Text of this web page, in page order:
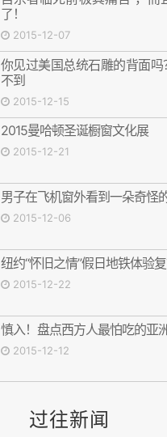
了！
2015-12-07
你见过美国总统石雕的背面
不到
2015-12-15
2015曼哈顿圣诞橱窗文化展
2015-12-21
男子在飞机窗外看到一朵奇怪
2015-12-06
纽约“怀旧之情”假日地铁体验
2015-12-22
慎入！盘点西方人最怕吃的亚
2015-12-12
过往新闻